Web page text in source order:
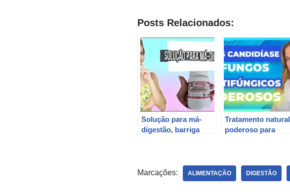
Posts Relacionados:
Solução para má-
digestão, barriga
Enzimas digestivas
Tratamento natural
poderoso para
Marcações:
ALIMENTAÇÃO DIGESTÃO